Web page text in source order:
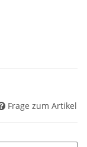
Frage zum Artikel